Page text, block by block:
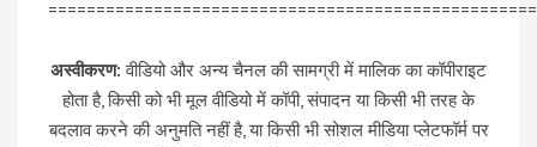
अस्वीकरण: वीडियो और अन्य चैनल की सामग्री में मालिक का कॉपीराइट
होता है, किसी को भी मूल वीडियो में कॉपी, संपादन या किसी भी तरह के
बदलाव करने की अनुमति नहीं है, या किसी भी सोशल मीडिया प्लेटफॉर्म पर